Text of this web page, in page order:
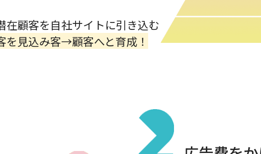
在顧客を自社サイトに引き込む
を見込み客→顧客へと育成！